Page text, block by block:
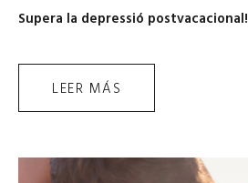
Supera la depressió postvacacional!
LEER MÁS